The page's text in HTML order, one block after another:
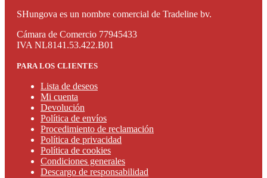
SHungova es un nombre comercial de Tradeline bv.
Cámara de Comercio 77945433
IVA NL8141.53.422.B01
PARA LOS CLIENTES
Lista de deseos
Mi cuenta
Devolución
Política de envíos
Procedimiento de reclamación
Política de privacidad
Política de cookies
Condiciones generales
Descargo de responsabilidad